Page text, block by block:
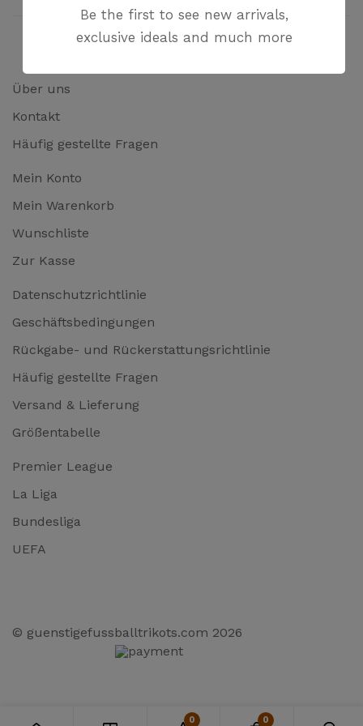
Über uns
Kontakt
Häufig gestellte Fragen
Mein Konto
Mein Warenkorb
Wunschliste
Zur Kasse
Datenschutzrichtlinie
Geschäftsbedingungen
Rückgabe- und Rückerstattungsrichtlinie
Häufig gestellte Fragen
Versand & Lieferung
Größentabelle
Premier League
La Liga
Bundesliga
UEFA
© guenstigefussballtrikots.com 2026
Be the first to see new arrivals,
exclusive ideals and much more
0 0